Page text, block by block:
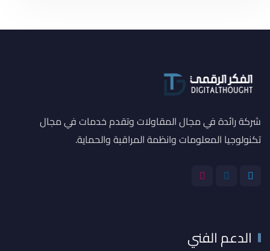
شركة رائدة في مجال المقاولات وتقدم خدمات في مجال
تكنولوجيا المعلومات وانظمة المراقبة والحماية.
الدعم الفني